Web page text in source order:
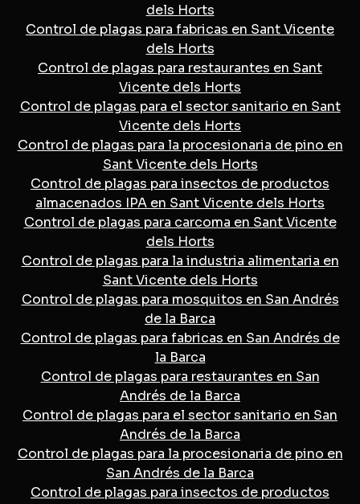
dels Horts
Control de plagas para fabricas en Sant Vicente
dels Horts
Control de plagas para restaurantes en Sant
Vicente dels Horts
Control de plagas para el sector sanitario en Sant
Vicente dels Horts
Control de plagas para la procesionaria de pino en
Sant Vicente dels Horts
Control de plagas para insectos de productos
almacenados IPA en Sant Vicente dels Horts
Control de plagas para carcoma en Sant Vicente
dels Horts
Control de plagas para la industria alimentaria en
Sant Vicente dels Horts
Control de plagas para mosquitos en San Andrés
de la Barca
Control de plagas para fabricas en San Andrés de
la Barca
Control de plagas para restaurantes en San
Andrés de la Barca
Control de plagas para el sector sanitario en San
Andrés de la Barca
Control de plagas para la procesionaria de pino en
San Andrés de la Barca
Control de plagas para insectos de productos